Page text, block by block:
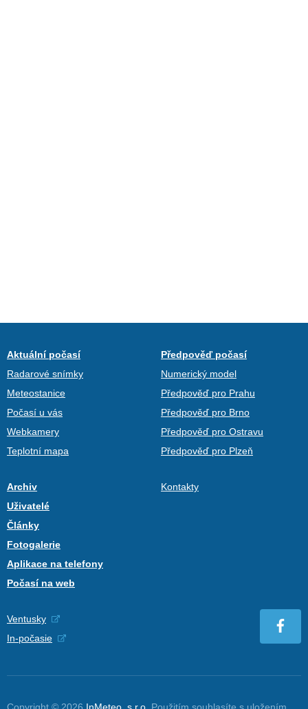
Aktuální počasí
Radarové snímky
Meteostanice
Počasí u vás
Webkamery
Teplotní mapa
Předpověď počasí
Numerický model
Předpověď pro Prahu
Předpověď pro Brno
Předpověď pro Ostravu
Předpověď pro Plzeň
Archiv
Uživatelé
Články
Fotogalerie
Aplikace na telefony
Počasí na web
Kontakty
Ventusky
In-počasie
Copyright © 2026 InMeteo, s.r.o. Použitím souhlasíte s uložením